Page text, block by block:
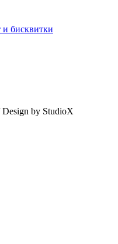
и бисквитки
by StudioX